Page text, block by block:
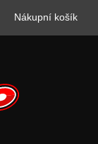
Nákupní košík